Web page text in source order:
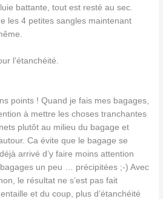
battante, tout est resté au sec.
les 4 petites sangles maintenant
l’étanchéité.
points ! Quand je fais mes bagages,
à mettre les choses tranchantes
plutôt au milieu du bagage et
Ca évite que le bagage se
arrivé d’y faire moins attention
un peu … précipitées ;-) Avec
le résultat ne s’est pas fait
et du coup, plus d’étanchéité